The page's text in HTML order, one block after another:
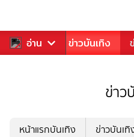
อ่าน
ฬา ข่าว ข่าวบันเทิง
ข่าว
หน้าแรกบันเทิง ข่าวบันเทิ